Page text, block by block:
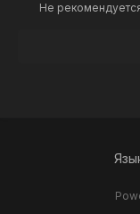
Не